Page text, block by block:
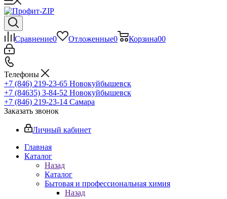
Сравнение0 Отложенные0 Корзина00
Телефоны
+7 (846) 219-23-65 Новокуйбышевск
+7 (84635) 3-84-52 Новокуйбышевск
+7 (846) 219-23-14 Самара
Заказать звонок
Личный кабинет
Главная
Каталог
Назад
Каталог
Бытовая и профессиональная химия
Назад